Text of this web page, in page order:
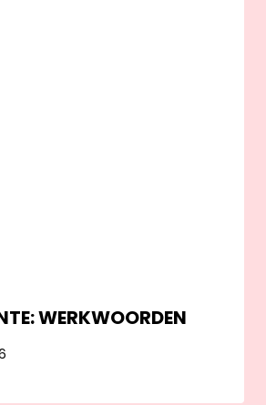
WERKWOORDEN